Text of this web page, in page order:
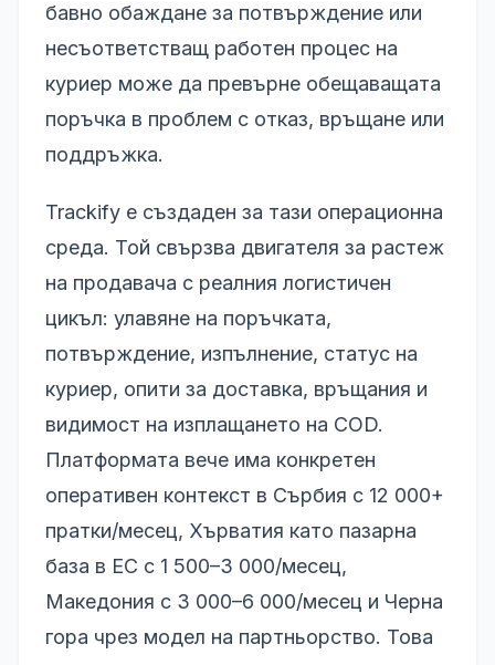
бавно обаждане за потвърждение или
несъответстващ работен процес на
куриер може да превърне обещаващата
поръчка в проблем с отказ, връщане или
поддръжка.
Trackify е създаден за тази операционна
среда. Той свързва двигателя за растеж
на продавача с реалния логистичен
цикъл: улавяне на поръчката,
потвърждение, изпълнение, статус на
куриер, опити за доставка, връщания и
видимост на изплащането на COD.
Платформата вече има конкретен
оперативен контекст в Сърбия с 12 000+
пратки/месец, Хърватия като пазарна
база в ЕС с 1 500–3 000/месец,
Македония с 3 000–6 000/месец и Черна
гора чрез модел на партньорство. Това